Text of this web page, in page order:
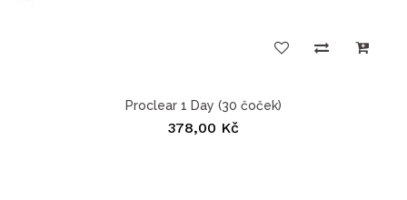
Proclear 1 Day (30 čoček)
378,00 Kč